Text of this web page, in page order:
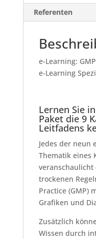
Referenten
e-Learning:
e-Learning
Lernen Sie
Paket die 9
Leitfadens
Jedes der neun
Thematik eines
trockenen
Practice (GMP)
Grafiken und
Zusätzlich
Wissen durch